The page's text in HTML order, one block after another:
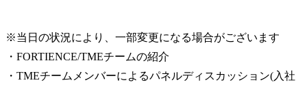
※当日の状況により、一部変更になる場合がございます
・FORTIENCE/TMEチームの紹介
・TMEチームメンバーによるパネルディスカッション(入社